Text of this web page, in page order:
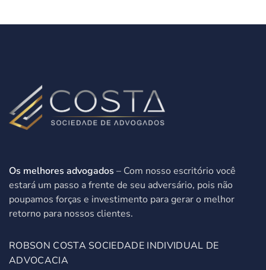
Os melhores advogados – Com nosso escritório você
estará um passo a frente de seu adversário, pois não
poupamos forças e investimento para gerar o melhor
retorno para nossos clientes.
ROBSON COSTA SOCIEDADE INDIVIDUAL DE
ADVOCACIA